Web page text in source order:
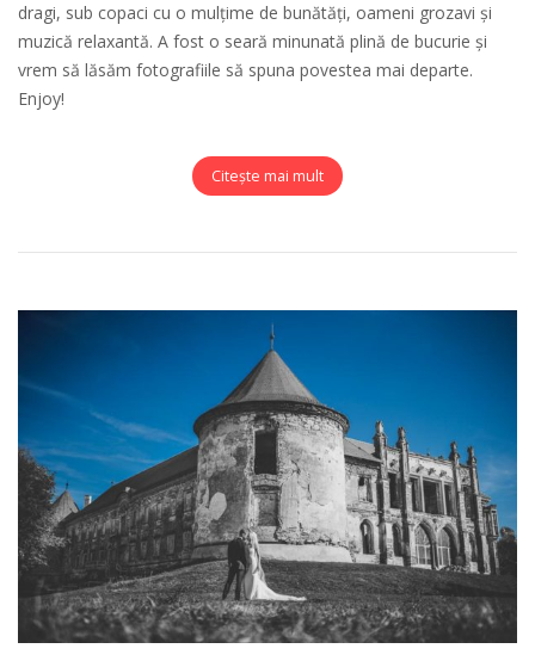
dragi, sub copaci cu o mulțime de bunătăți, oameni grozavi și
muzică relaxantă. A fost o seară minunată plină de bucurie și
vrem să lăsăm fotografiile să spuna povestea mai departe.
Enjoy!
Citește mai mult